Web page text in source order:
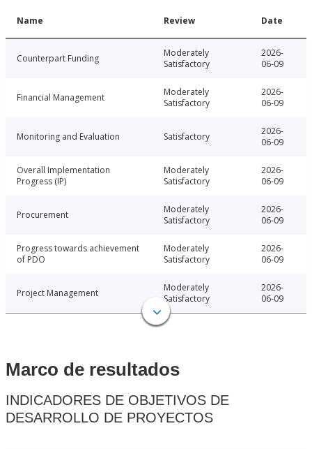
Name Review Date
Counterpart Funding
Moderately
Satisfactory
2026-
06-09
Financial Management
Moderately
Satisfactory
2026-
06-09
Monitoring and Evaluation Satisfactory
2026-
06-09
Overall Implementation
Progress (IP)
Moderately
Satisfactory
2026-
06-09
Procurement
Moderately
Satisfactory
2026-
06-09
Progress towards achievement
of PDO
Moderately
Satisfactory
2026-
06-09
Project Management
Moderately
Satisfactory
2026-
06-09
Marco de resultados
INDICADORES DE OBJETIVOS DE
DESARROLLO DE PROYECTOS